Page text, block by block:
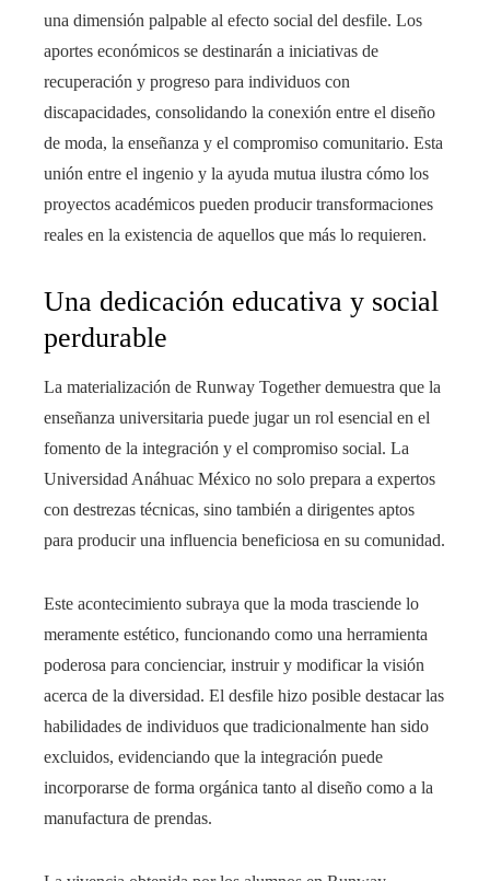
una dimensión palpable al efecto social del desfile. Los
aportes económicos se destinarán a iniciativas de
recuperación y progreso para individuos con
discapacidades, consolidando la conexión entre el diseño
de moda, la enseñanza y el compromiso comunitario. Esta
unión entre el ingenio y la ayuda mutua ilustra cómo los
proyectos académicos pueden producir transformaciones
reales en la existencia de aquellos que más lo requieren.
Una dedicación educativa y social
perdurable
La materialización de Runway Together demuestra que la
enseñanza universitaria puede jugar un rol esencial en el
fomento de la integración y el compromiso social. La
Universidad Anáhuac México no solo prepara a expertos
con destrezas técnicas, sino también a dirigentes aptos
para producir una influencia beneficiosa en su comunidad.
Este acontecimiento subraya que la moda trasciende lo
meramente estético, funcionando como una herramienta
poderosa para concienciar, instruir y modificar la visión
acerca de la diversidad. El desfile hizo posible destacar las
habilidades de individuos que tradicionalmente han sido
excluidos, evidenciando que la integración puede
incorporarse de forma orgánica tanto al diseño como a la
manufactura de prendas.